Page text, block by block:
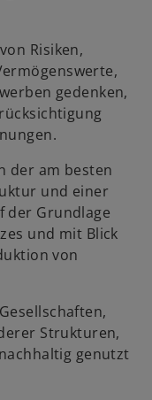
Risiken,
gedenken,
der am besten
und einer
der Grundlage
und mit Blick
von
Strukturen,
genutzt